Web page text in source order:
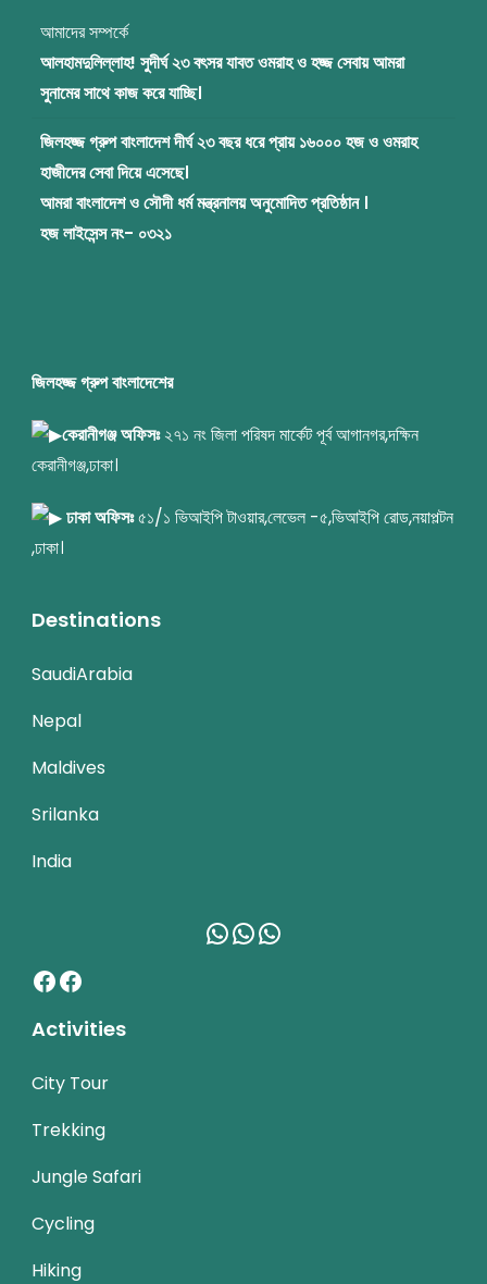
আমাদের সম্পর্কে
আলহামদুলিল্লাহ! সুদীর্ঘ ২৩ বৎসর যাবত ওমরাহ ও হজ্জ সেবায় আমরা
সুনামের সাথে কাজ করে যাচ্ছি।
জিলহজ্জ গ্রুপ বাংলাদেশ দীর্ঘ ২৩ বছর ধরে প্রায় ১৬০০০ হজ ও ওমরাহ
হাজীদের সেবা দিয়ে এসেছে।
আমরা বাংলাদেশ ও সৌদী ধর্ম মন্ত্রনালয় অনুমোদিত প্রতিষ্ঠান ।
হজ লাইসেন্স নং- ০৩২১
জিলহজ্জ গ্রুপ বাংলাদেশের
কেরানীগঞ্জ অফিসঃ২৭১ নং জিলা পরিষদ মার্কেট পূর্ব আগানগর,দক্ষিন
কেরানীগঞ্জ,ঢাকা।
ঢাকা অফিসঃ৫১/১ ভিআইপি টাওয়ার,লেভেল -৫,ভিআইপি রোড,নয়াপল্টন
,ঢাকা।
Destinations
SaudiArabia
Nepal
Maldives
Srilanka
India
WhatsApp
WhatsApp
WhatsApp
Facebook
Facebook
Activities
City Tour
Trekking
Jungle Safari
Cycling
Hiking